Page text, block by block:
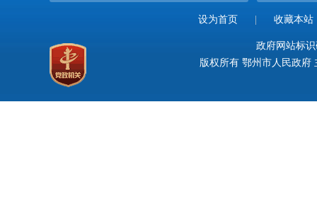
设为首页 收藏本站
政府网站标
版权所有 鄂州市人民政府